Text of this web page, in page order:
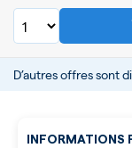
D’autres offres sont
INFORMATIONS